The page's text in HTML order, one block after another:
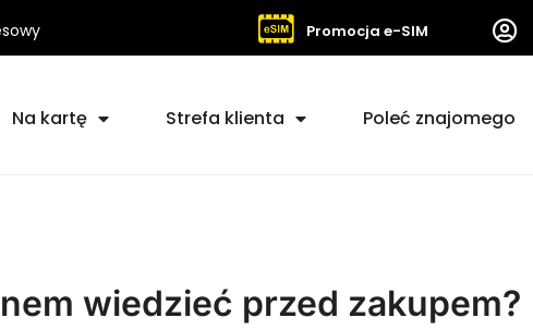
Promocja e-SIM
Na kartę Strefa klienta Poleć znajomego
wiedzieć przed zakupem?